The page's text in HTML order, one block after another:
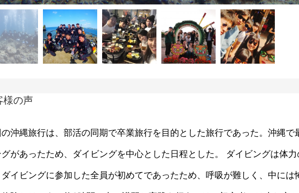
様の声
沖縄旅行は、部活の同期で卒業旅行を目的とした旅行であった。沖縄で
グがあったため、ダイビングを中心とした日程とした。 ダイビングは体
イビングに参加した全員が初めてであったため、呼吸が難しく、中には